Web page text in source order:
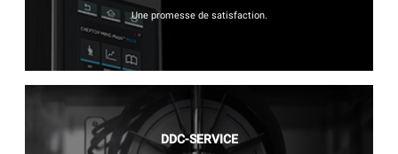
Une promesse de satisfaction.
DDC-SERVICE